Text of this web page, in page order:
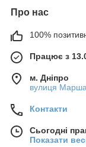
Про нас
100%
Працює з
м. Дніпро
вулиця
Контакти
Сьогодні
Показати